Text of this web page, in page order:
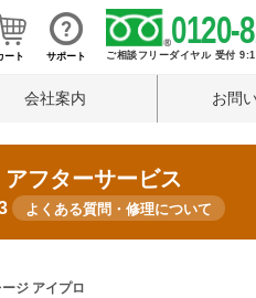
ート サポート
0120-
ご相談フリーダイヤル 受付
会社案内 お問
フターサービス
よくある質問・修理について
ジ アイプロ